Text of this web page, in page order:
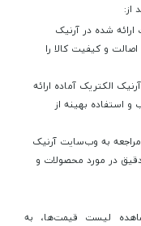
از:
شده در آرنیک
و کیفیت کالا را
الکتریک آماده ارائه
استفاده بهینه از
به وب‌سایت آرنیک
در مورد محصولات و
لیست قیمت‌ها، به